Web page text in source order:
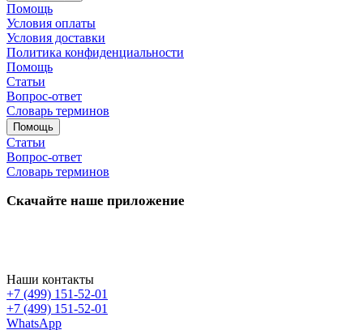
Помощь
Условия оплаты
Условия доставки
Политика конфиденциальности
Помощь
Статьи
Вопрос-ответ
Словарь терминов
Помощь
Статьи
Вопрос-ответ
Словарь терминов
Скачайте наше приложение
Наши контакты
+7 (499) 151-52-01
+7 (499) 151-52-01
WhatsApp